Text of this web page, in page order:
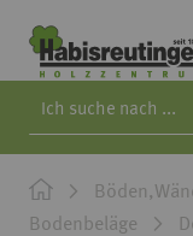
Bodenbeläge